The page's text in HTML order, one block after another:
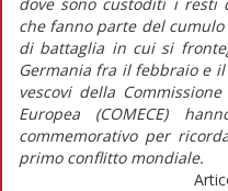
che fanno parte del
di battaglia in cui si
Germania fra il febbraio e
vescovi della
Europea (COMECE)
commemorativo per
primo conflitto mondiale.